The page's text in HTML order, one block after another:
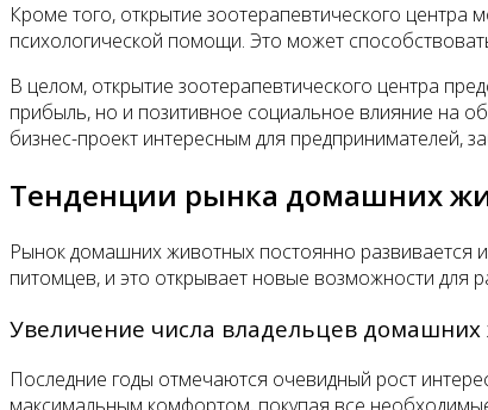
Кроме того, открытие зоотерапевтического
психологической помощи. Это может
В целом, открытие зоотерапевтического центра
прибыль, но и позитивное социальное влияние на
бизнес-проект интересным для предпринимателей,
Тенденции рынка домашних
Рынок домашних животных постоянно
питомцев, и это открывает новые возможности для
Увеличение числа владельцев
Последние годы отмечаются очевидный рост
максимальным комфортом, покупая все